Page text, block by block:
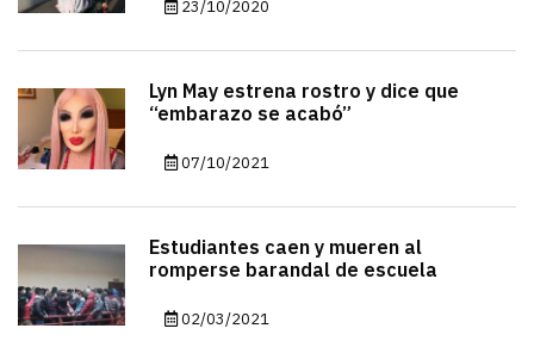
23/10/2020
Lyn May estrena rostro y dice que
“embarazo se acabó”
07/10/2021
Estudiantes caen y mueren al
romperse barandal de escuela
02/03/2021